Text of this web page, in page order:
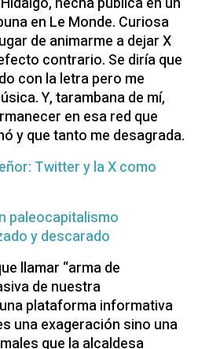
en Le Monde. Curiosa
de animarme a dejar X
contrario. Se diría que
con la letra pero me
Y, tarambana de mí,
en esa red que
y que tanto me desagrada.
Twitter y la X como
paleocapitalismo
y descarado
llamar “arma de
de nuestra
plataforma informativa
una exageración sino una
que la alcaldesa